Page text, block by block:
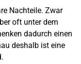
Nachteile. Zwar
oft unter dem
dadurch einen
deshalb ist eine